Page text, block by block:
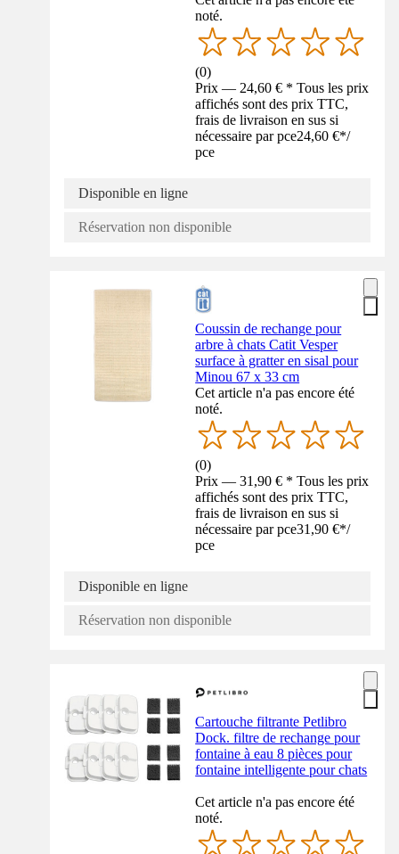
noté.
(0)
Prix — 24,60 € * Tous les prix
affichés sont des prix TTC,
frais de livraison en sus si
nécessaire par pce24,60 €*/
pce
Disponible en ligne
Réservation non disponible
Coussin de rechange pour
arbre à chats Catit Vesper
surface à gratter en sisal pour
Minou 67 x 33 cm
Cet article n'a pas encore été
noté.
(0)
Prix — 31,90 € * Tous les prix
affichés sont des prix TTC,
frais de livraison en sus si
nécessaire par pce31,90 €*/
pce
Disponible en ligne
Réservation non disponible
Cartouche filtrante Petlibro
Dock. filtre de rechange pour
fontaine à eau 8 pièces pour
fontaine intelligente pour chats
Cet article n'a pas encore été
noté.